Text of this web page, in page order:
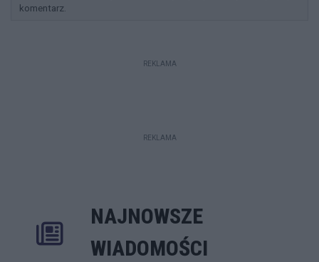
komentarz.
REKLAMA
REKLAMA
NAJNOWSZE
WIADOMOŚCI